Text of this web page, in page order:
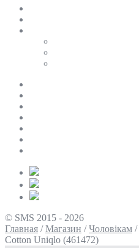
© SMS 2015 - 2026
Главная /Магазин /Чоловікам /
Cotton Uniqlo (461472)